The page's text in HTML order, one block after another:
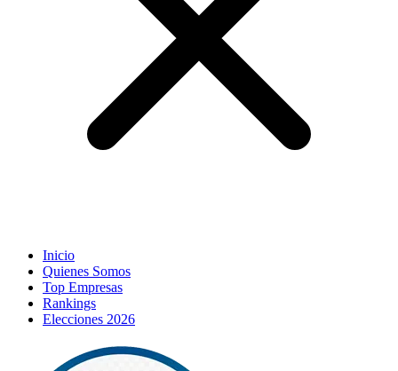
Inicio
Quienes Somos
Top Empresas
Rankings
Elecciones 2026